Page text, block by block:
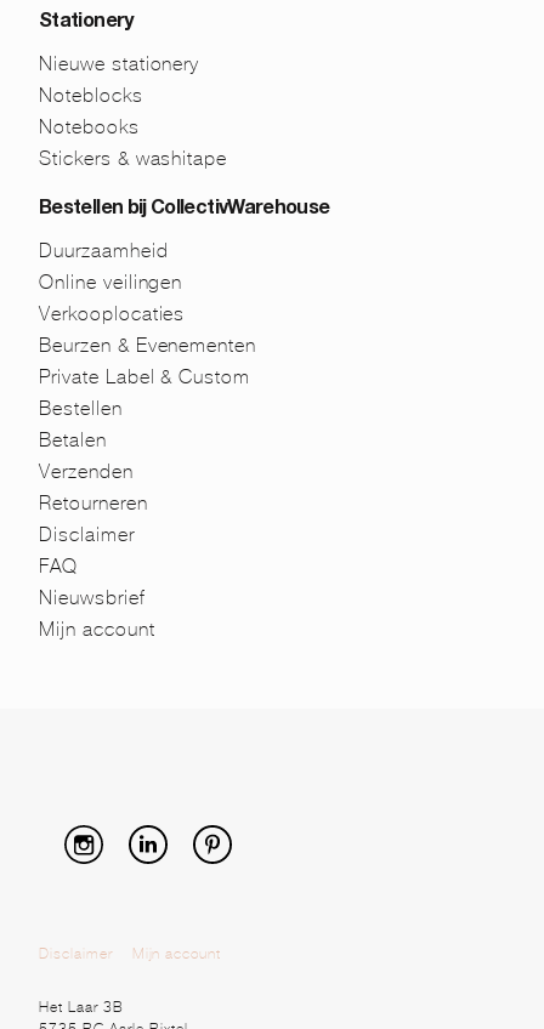
Stationery
Nieuwe stationery
Noteblocks
Notebooks
Stickers & washitape
Bestellen bij CollectivWarehouse
Duurzaamheid
Online veilingen
Verkooplocaties
Beurzen & Evenementen
Private Label & Custom
Bestellen
Betalen
Verzenden
Retourneren
Disclaimer
FAQ
Nieuwsbrief
Mijn account
Disclaimer Mijn account
Het Laar 3B